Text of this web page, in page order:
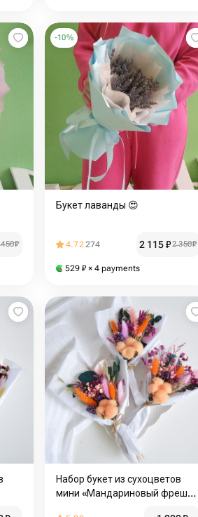
₽
-10%
Букет лаванды 😍
4.72274 2 115₽2 350₽
529 ₽ × 4 payments
Набор букет из сухоцветов
мини «Мандариновый фреш» 3